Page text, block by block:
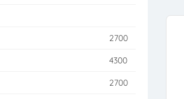
2700
4300
2700